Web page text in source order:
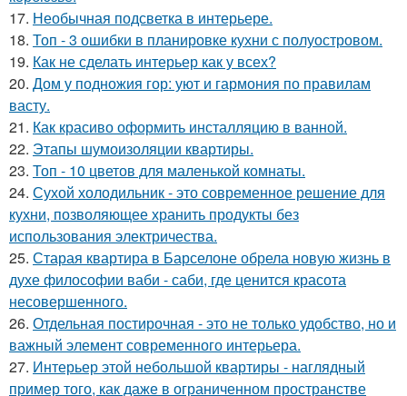
17. Необычная подсветка в интерьере.
18. Топ - 3 ошибки в планировке кухни с полуостровом.
19. Как не сделать интерьер как у всех?
20. Дом у подножия гор: уют и гармония по правилам
васту.
21. Как красиво оформить инсталляцию в ванной.
22. Этапы шумоизоляции квартиры.
23. Топ - 10 цветов для маленькой комнаты.
24. Сухой холодильник - это современное решение для
кухни, позволяющее хранить продукты без
использования электричества.
25. Старая квартира в Барселоне обрела новую жизнь в
духе философии ваби - саби, где ценится красота
несовершенного.
26. Отдельная постирочная - это не только удобство, но и
важный элемент современного интерьера.
27. Интерьер этой небольшой квартиры - наглядный
пример того, как даже в ограниченном пространстве